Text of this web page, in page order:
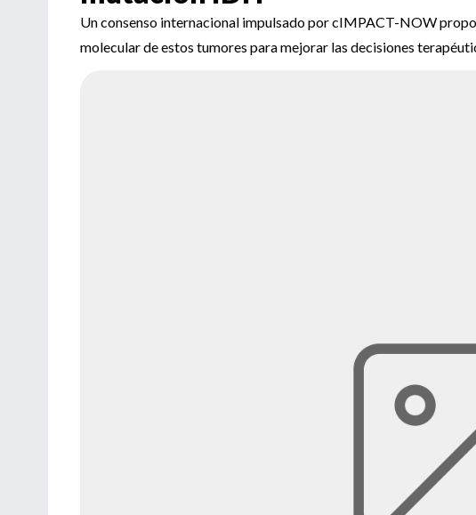
Un consenso internacional impulsado por cIMPACT-NOW
molecular de estos tumores para mejorar las decisiones